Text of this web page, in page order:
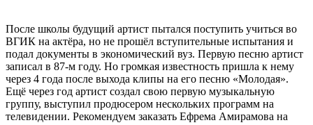
После школы будущий артист пытался поступить учиться во
ВГИК на актёра, но не прошёл вступительные испытания и
подал документы в экономический вуз. Первую песню артист
записал в 87-м году. Но громкая известность пришла к нему
через 4 года после выхода клипы на его песню «Молодая».
Ещё через год артист создал свою первую музыкальную
группу, выступил продюсером нескольких программ на
телевидении. Рекомендуем заказать Ефрема Амирамова на